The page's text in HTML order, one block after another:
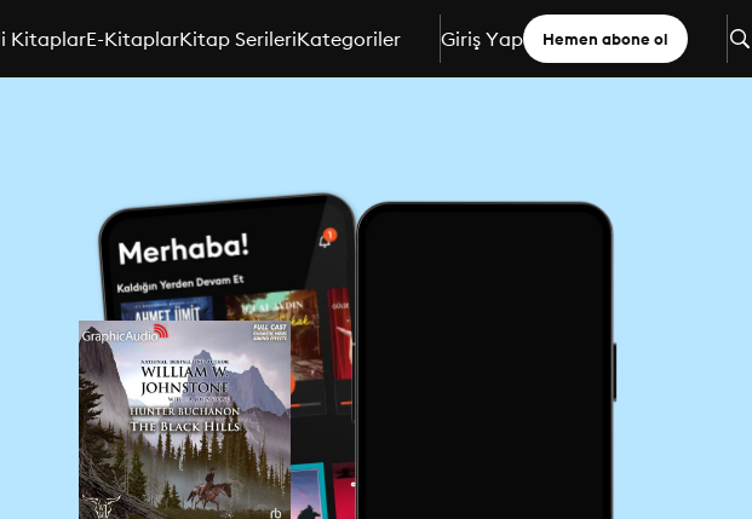
KitaplarE-KitaplarKitap SerileriKategoriler Giriş Yap Hemen abone ol